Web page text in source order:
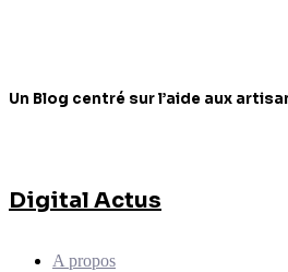
Un Blog centré sur l’aide aux
Digital Actus
A propos